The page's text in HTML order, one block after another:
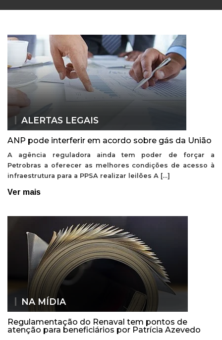
ALERTAS LEGAIS
ANP pode interferir em acordo sobre gás da União
A agência reguladora ainda tem poder de forçar a
Petrobras a oferecer as melhores condições de acesso à
infraestrutura para a PPSA realizar leilões A […]
Ver mais
NA MÍDIA
Regulamentação do Renaval tem pontos de
atenção para beneficiários por Patrícia Azevedo